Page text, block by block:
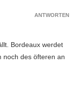
Bordeaux werdet
noch des öfteren an
ANTWORTEN